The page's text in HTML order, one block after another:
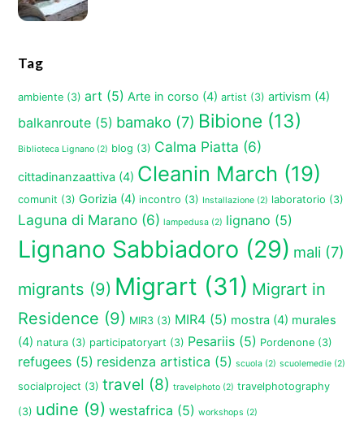
Tag
ambiente (3) art (5) Arte in corso (4) artist (3) artivism (4)
balkanroute (5) bamako (7) Bibione (13)
Biblioteca Lignano (2) blog (3) Calma Piatta (6)
cittadinanzaattiva (4) Cleanin March (19)
comunit (3) Gorizia (4) incontro (3) Installazione (2) laboratorio (3)
Laguna di Marano (6) lampedusa (2) lignano (5)
Lignano Sabbiadoro (29) mali (7)
migrants (9) Migrart (31) Migrart in
Residence (9) MIR3 (3) MIR4 (5) mostra (4) murales
(4) natura (3) participatoryart (3) Pesariis (5) Pordenone (3)
refugees (5) residenza artistica (5) scuola (2) scuolemedie (2)
socialproject (3) travel (8) travelphoto (2) travelphotography
(3) udine (9) westafrica (5) workshops (2)